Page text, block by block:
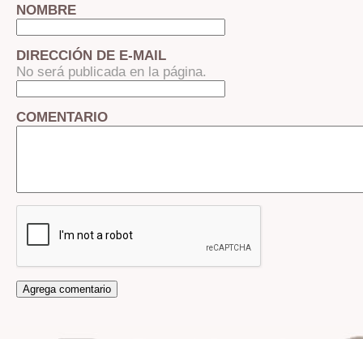
NOMBRE
DIRECCIÓN DE E-MAIL
No será publicada en la página.
COMENTARIO